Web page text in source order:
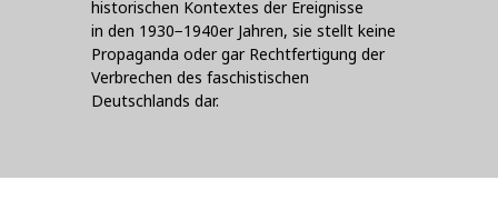
historischen Kontextes der Ereignisse
in den 1930−1940er Jahren, sie stellt keine
Propaganda oder gar Rechtfertigung der
Verbrechen des faschistischen
Deutschlands dar.